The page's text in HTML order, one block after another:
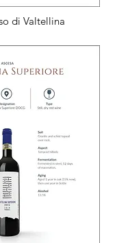
di Valtellina